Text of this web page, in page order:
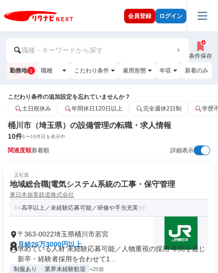
会員登録 ログイン
職種・キーワードから探す
条件保存
勤務地 1 職種 こだわり条件 雇用形態 年収 新着のみ
こだわり条件の追加設定を忘れていませんか？
土日祝休み
年間休日120日以上 完全週休2日制 学歴
桶川市（埼玉県）の設備管理の転職・求人情報
10件1〜10件目を表示中
関連度順新着順 詳細表示
正社員
地域総合職|電気システム系統の工事・保守管理
東日本旅客鉄道株式会社
高卒以上／未経験応募可能／研修や手当充実
〒363-0022埼玉県桶川市若宮
月給26万3000円以上
求めている人材 未経験応募可能／人物重視の採用 年間を通じ
新卒・経験者採用を合わせて1...
制服あり 業界未経験歓迎 +25個